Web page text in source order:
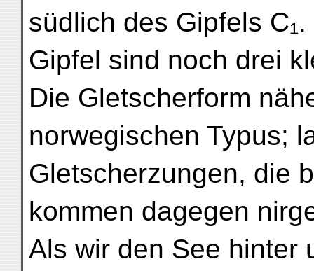
südlich des Gipfels
Gipfel sind noch drei
Die Gletscherform
norwegischen Typus;
Gletscherzungen, die
kommen dagegen
Als wir den See hinter